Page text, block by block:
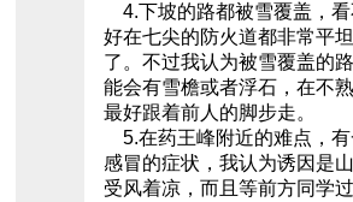
4.下坡的路都被雪覆盖，
好在七尖的防火道都非常平
了。不过我认为被雪覆盖的
能会有雪檐或者浮石，在不
最好跟着前人的脚步走。
5.在药王峰附近的难点，
感冒的症状，我认为诱因是
受风着凉，而且等前方同学